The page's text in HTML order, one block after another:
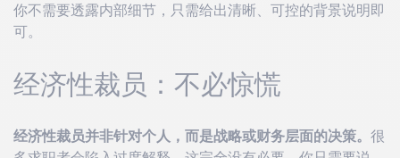
你不需要透露内部细节，只需给出清晰、可控的背景说明即
可。
经济性裁员：不必惊慌
经济性裁员并非针对个人，而是战略或财务层面的决策。 很